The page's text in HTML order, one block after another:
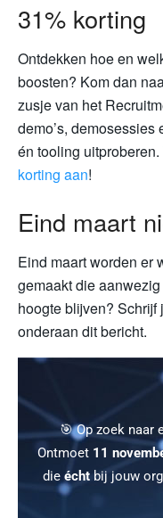
31% korting
Ontdekken hoe en
boosten? Kom dan
zusje van het
demo’s,
én tooling uitproberen.
korting aan!
Eind maart
Eind maart worden er
gemaakt die
hoogte blijven?
onderaan dit bericht.
🎯 Op zoek naar
Ontmoet 11
die écht bij jouw